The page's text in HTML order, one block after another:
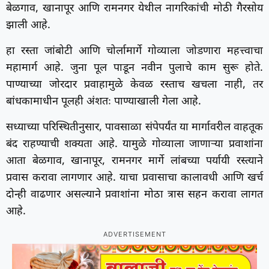
बेळगाव, खानापूर आणि रामनगर येथील नागरिकांची मोठी गैरसोय
झाली आहे.
हा रस्ता जांबोटी आणि चोर्लामार्गे गोव्याला जोडणारा महत्त्वाचा
महामार्ग आहे. जुना पूल पाडून नवीन पुलाचे काम सुरू होते.
पाण्याच्या जोरदार प्रवाहामुळे केवळ रस्ताच खचला नाही, तर
बांधकामाधीन पूलही अंशतः पाण्याखाली गेला आहे.
सध्याच्या परिस्थितीनुसार, पावसाळा संपेपर्यंत या मार्गावरील वाहतूक
बंद राहण्याची शक्यता आहे. यामुळे गोव्याला जाणाऱ्या प्रवाशांना
आता बेळगाव, खानापूर, रामनगर मार्गे लांबच्या पर्यायी रस्त्याने
प्रवास करावा लागणार आहे. याचा प्रवासाचा कालावधी आणि खर्च
दोन्ही वाढणार असल्याने प्रवाशांना मोठा त्रास सहन करावा लागत
आहे.
ADVERTISEMENT